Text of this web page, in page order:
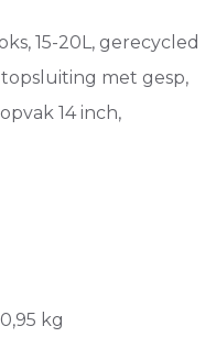
15-20L, gerecycled
met gesp,
14 inch,
0,95 kg